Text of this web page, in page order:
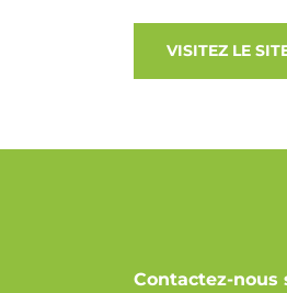
VISITEZ LE
Contactez-nous